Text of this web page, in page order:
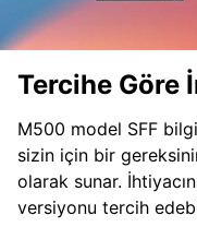
Tercihe Göre
M500 model SFF
sizin için bir
olarak sunar.
versiyonu tercih